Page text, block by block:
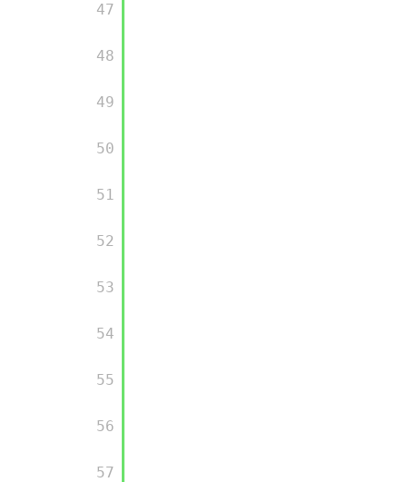
       47
       48
       49
       50
       51
       52
       53
       54
       55
       56
       57